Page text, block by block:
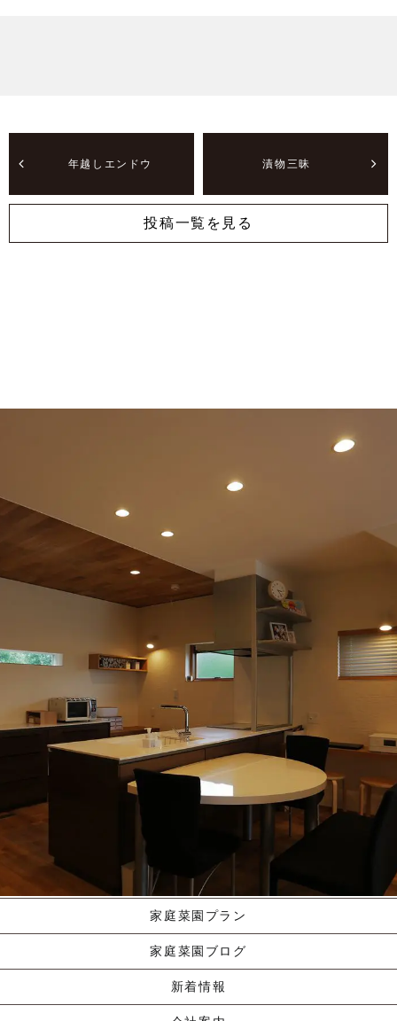
年越しエンドウ 漬物三昧
投稿一覧を見る
資料請求する
施工ギャラリー
くりやま建築のこだわり
家庭菜園プラン
家庭菜園ブログ
新着情報